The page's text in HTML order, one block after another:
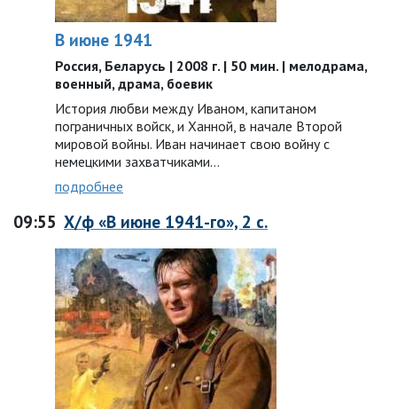
В июне 1941
Россия, Беларусь | 2008 г. | 50 мин. | мелодрама,
военный, драма, боевик
История любви между Иваном, капитаном
пограничных войск, и Ханной, в начале Второй
мировой войны. Иван начинает свою войну с
немецкими захватчиками…
подробнее
09:55 Х/ф «В июне 1941-го», 2 с.